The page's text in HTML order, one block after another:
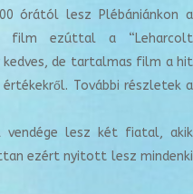
órától lesz Plébániánkon a
film ezúttal a “Leharcolt
kedves, de tartalmas film a hit
További részletek a
vendége lesz két fiatal, akik
ezért nyitott lesz mindenki